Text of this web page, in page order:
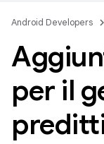
Android Developers
per il